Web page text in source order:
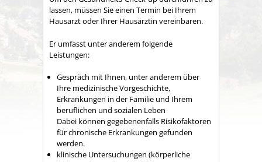
lassen, müssen Sie einen Termin bei Ihrem
Hausarzt oder Ihrer Hausärztin vereinbaren.
Er umfasst unter anderem folgende
Leistungen:
Gespräch mit Ihnen, unter anderem über
Ihre medizinische Vorgeschichte,
Erkrankungen in der Familie und Ihrem
beruflichen und sozialen Leben
Dabei können gegebenenfalls Risikofaktoren
für chronische Erkrankungen gefunden
werden.
klinische Untersuchungen (körperliche